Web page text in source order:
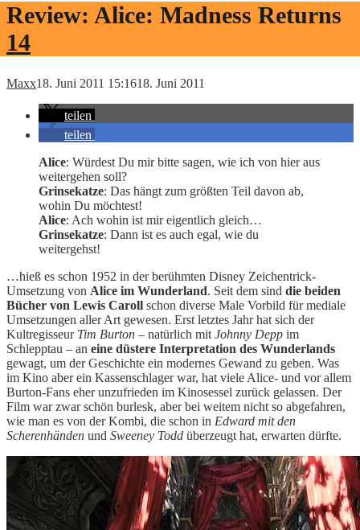
Review: Alice: Madness Returns
14
Maxx18. Juni 2011 15:1618. Juni 2011
teilen
teilen
Alice: Würdest Du mir bitte sagen, wie ich von hier aus
weitergehen soll?
Grinsekatze: Das hängt zum größten Teil davon ab,
wohin Du möchtest!
Alice: Ach wohin ist mir eigentlich gleich…
Grinsekatze: Dann ist es auch egal, wie du
weitergehst!
…hieß es schon 1952 in der berühmten Disney Zeichentrick-
Umsetzung von Alice im Wunderland. Seit dem sind die beiden
Bücher von Lewis Caroll schon diverse Male Vorbild für mediale
Umsetzungen aller Art gewesen. Erst letztes Jahr hat sich der
Kultregisseur Tim Burton – natürlich mit Johnny Depp im
Schlepptau – an eine düstere Interpretation des Wunderlands
gewagt, um der Geschichte ein modernes Gewand zu geben. Was
im Kino aber ein Kassenschlager war, hat viele Alice- und vor allem
Burton-Fans eher unzufrieden im Kinosessel zurück gelassen. Der
Film war zwar schön burlesk, aber bei weitem nicht so abgefahren,
wie man es von der Kombi, die schon in Edward mit den
Scherenhänden und Sweeney Todd überzeugt hat, erwarten dürfte.